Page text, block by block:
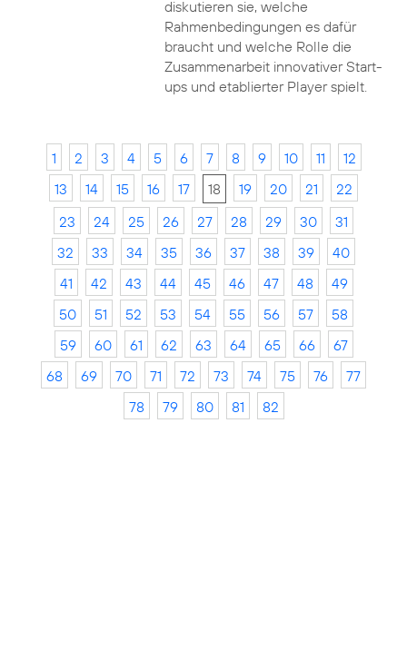
diskutieren sie, welche
Rahmenbedingungen es dafür
braucht und welche Rolle die
Zusammenarbeit innovativer Start-
ups und etablierter Player spielt.
1 2 3 4 5 6 7 8 9 10 11
12
13
14 15 16 17 18 19 20 21
22
23
24 25 26 27 28 29 30
31
32
33 34 35 36 37 38 39
40
41
42 43 44 45 46 47 48
49
50
51 52 53 54 55 56 57
58
59
60 61 62 63 64 65 66
67
68
69 70 71 72 73 74 75 76
77
78
79 80 81 82